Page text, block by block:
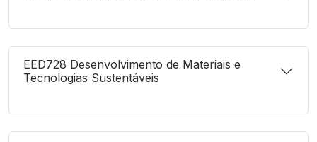
EED728 Desenvolvimento de Materiais e
Tecnologias Sustentáveis